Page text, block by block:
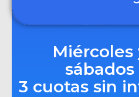
Miércoles
sábados
3 cuotas sin